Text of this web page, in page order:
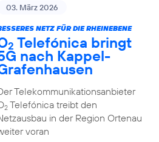
03. März 2026
NETZ FÜR DIE RHEINEBENE
2 Telefónica bringt
nach Kappel-
Telekommunikationsanbieter
2Telefónica treibt den
in der Region Ortenau
voran